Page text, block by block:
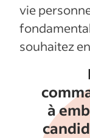
vie
souhaitez
à